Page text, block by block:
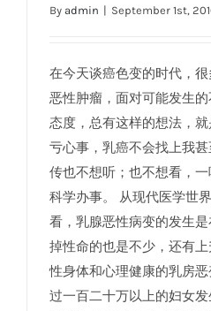
By admin | September 1st,
在今天谈癌色变的时代，
恶性肿瘤，面对可能发生
态度，总有这样的想法，
亏心事，乳癌不会找上我
传也不想听；也不想看，
科学办事。 从现代医学世
看，乳腺恶性病变的发生
掉性命的也是不少，还有
性身体和心理健康的乳房
过一百二十万以上的妇女